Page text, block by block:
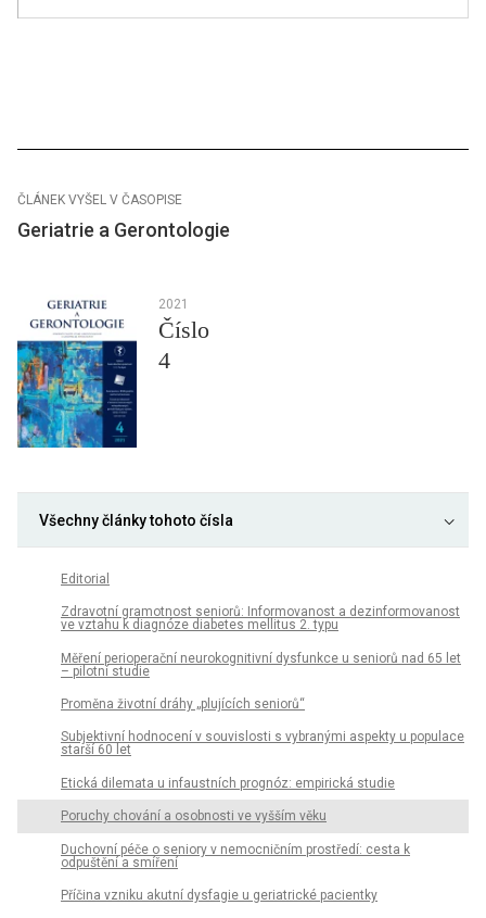
ČLÁNEK VYŠEL V ČASOPISE
Geriatrie a Gerontologie
2021
Číslo
4
Všechny články tohoto čísla
Editorial
Zdravotní gramotnost seniorů: Informovanost a dezinformovanost
ve vztahu k diagnóze diabetes mellitus 2. typu
Měření perioperační neurokognitivní dysfunkce u seniorů nad 65 let
– pilotní studie
Proměna životní dráhy „plujících seniorů“
Subjektivní hodnocení v souvislosti s vybranými aspekty u populace
starší 60 let
Etická dilemata u infaustních prognóz: empirická studie
Poruchy chování a osobnosti ve vyšším věku
Duchovní péče o seniory v nemocničním prostředí: cesta k
odpuštění a smíření
Příčina vzniku akutní dysfagie u geriatrické pacientky